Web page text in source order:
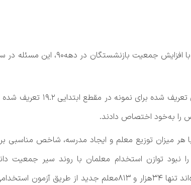
مسئله کمبود نیروی انسانی معلم همواره از اصلی‌ترین مسائل نظام آموزش و پرورش است. به‌ویژه
براساس اعلام مرکز پژوهش‌های مجلس شاخص نسبت تعداد دانش‌آموز به معلم که
هر میزان توزیع معلم و ایجاد مدرسه، شاخص مناسبی
نبود توازن استخدام معلمان با روند سیر جمعیت
بازنشستگان این وزارتخانه عنوان کرده و گفته بود: «در سال‌جاری به‌ازای ۷۱هزار معلمی که بازنشسته شده‌اند تنها ۳۴هزار و